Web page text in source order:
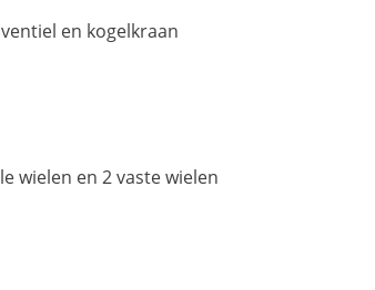
en kogelkraan
wielen en 2 vaste wielen